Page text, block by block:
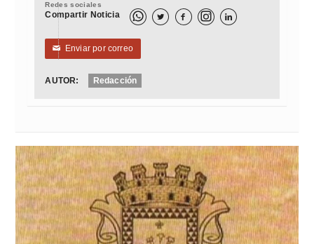
Redes sociales
Compartir Noticia   
✉ Enviar por correo
AUTOR: Redacción